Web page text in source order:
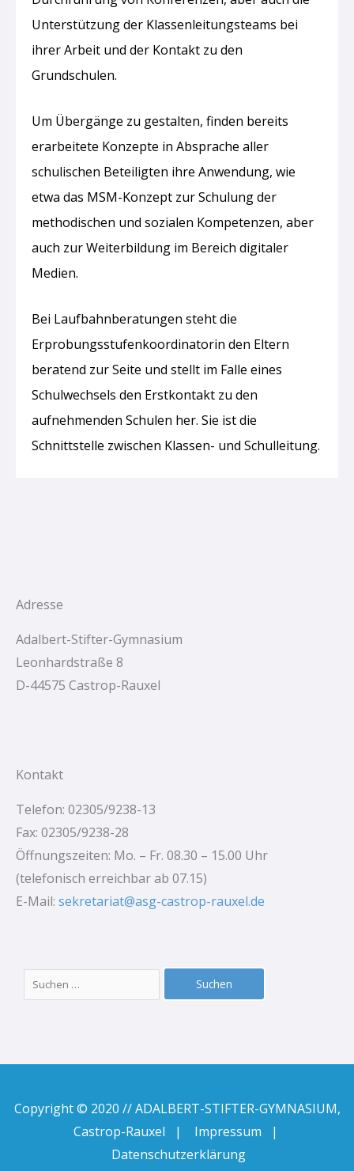
Unterstützung der Klassenleitungsteams bei
ihrer Arbeit und der Kontakt zu den
Grundschulen.
Um Übergänge zu gestalten, finden bereits
erarbeitete Konzepte in Absprache aller
schulischen Beteiligten ihre Anwendung, wie
etwa das MSM-Konzept zur Schulung der
methodischen und sozialen Kompetenzen, aber
auch zur Weiterbildung im Bereich digitaler
Medien.
Bei Laufbahnberatungen steht die
Erprobungsstufenkoordinatorin den Eltern
beratend zur Seite und stellt im Falle eines
Schulwechsels den Erstkontakt zu den
aufnehmenden Schulen her. Sie ist die
Schnittstelle zwischen Klassen- und Schulleitung.
Adresse
Adalbert-Stifter-Gymnasium
Leonhardstraße 8
D-44575 Castrop-Rauxel
Kontakt
Telefon: 02305/9238-13
Fax: 02305/9238-28
Öffnungszeiten: Mo. – Fr. 08.30 – 15.00 Uhr
(telefonisch erreichbar ab 07.15)
E-Mail: sekretariat@asg-castrop-rauxel.de
Suchen
nach:
Copyright © 2020 // ADALBERT-STIFTER-GYMNASIUM,
Castrop-Rauxel | Impressum
|
Datenschutzerklärung